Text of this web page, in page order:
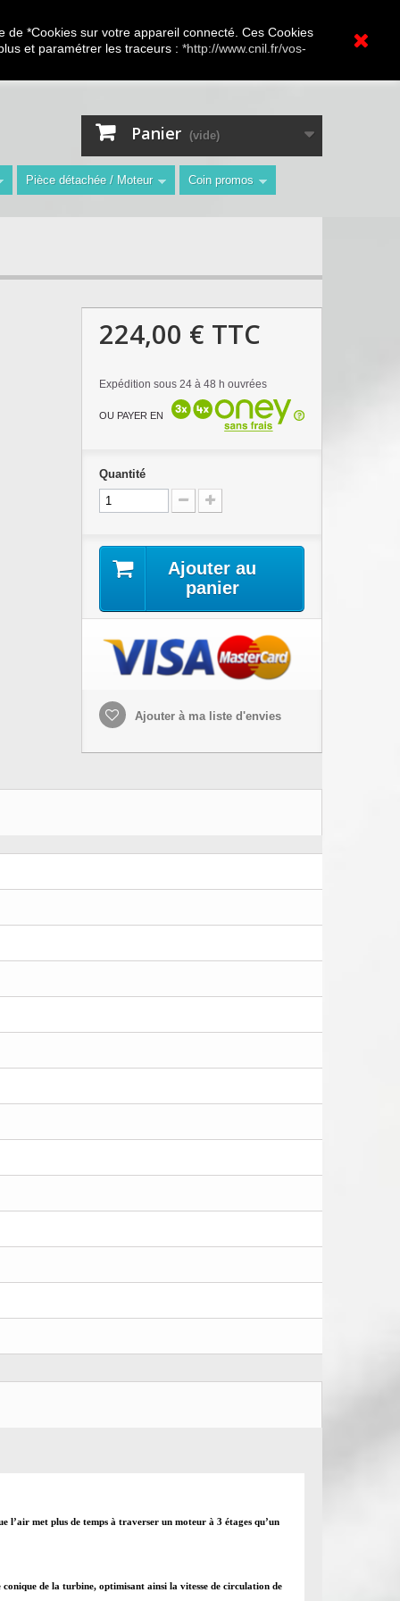
de *Cookies sur votre appareil connecté. Ces Cookies
et paramétrer les traceurs : *http://www.cnil.fr/vos-
Toutes marques
Connexion
Contactez-nous
Panier (vide)
Pièce détachée / Moteur Coin promos
224,00 € TTC
Expédition sous 24 à 48 h ouvrées
OU PAYER EN
Quantité
Ajouter au
panier
Ajouter à ma liste d'envies
l’air met plus de temps à traverser un moteur à 3 étages qu’un
de la turbine, optimisant ainsi la vitesse de circulation de